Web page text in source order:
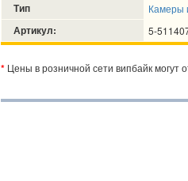
Тип Камеры
Артикул: 5-
* Цены в розничной сети випбайк могут